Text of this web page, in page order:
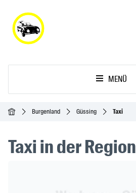
MENÜ
StartseiteBurgenland Güssing Taxi
Taxi in der Region